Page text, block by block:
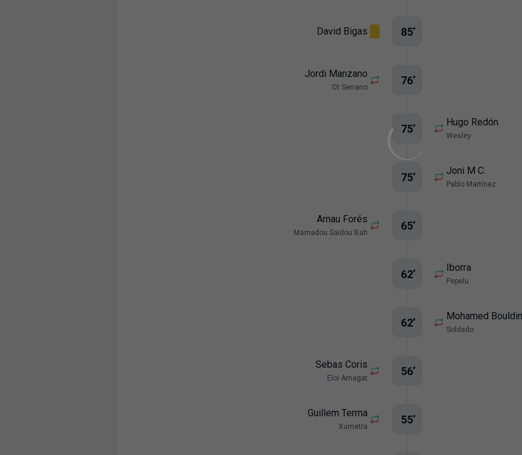
David Bigas 85’
Jordi Manzano
Ot Serrano
76’
Hugo Redón
Wesley
75’
Joni M C.
Pablo Martínez
75’
Arnau Forés
Mamadou Saïdou Bah
65’
Iborra
Pepelu
62’
Mohamed
Soldado
62’
Sebas Coris
Eloi Amagat
56’
Guillem Terma
Xumetra
55’